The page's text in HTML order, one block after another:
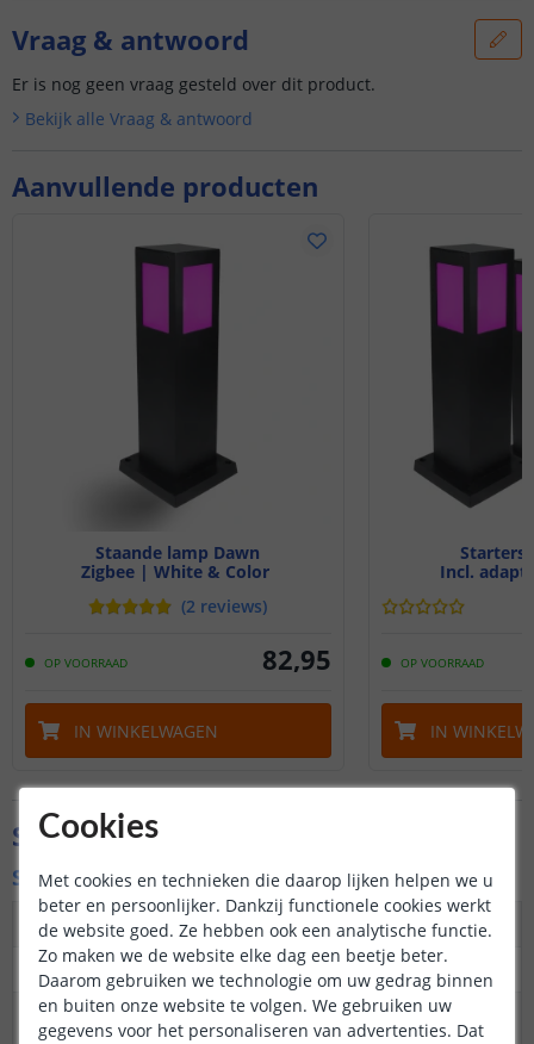
Aanvullende producten
Staande lamp Dawn
Zigbee | White & Color
(2 reviews)
OP VOORRAAD 82,95
IN WINKELWAGEN
Incl.
OP VOORRAAD
IN
Vraag & antwoord
Er is nog geen vraag gesteld over dit product.
Bekijk alle Vraag & antwoord
Specificaties
Specificaties lamp
Maximaal verbruik
9 watt
Kleur
RGB + warm en koud wit
Kleurtemperatuur
2700 - 6500K
Cookies
Met cookies en technieken die daarop lijken helpen we u
beter en persoonlijker. Dankzij functionele cookies werkt
de website goed. Ze hebben ook een analytische functie.
Zo maken we de website elke dag een beetje beter.
Daarom gebruiken we technologie om uw gedrag binnen
en buiten onze website te volgen. We gebruiken uw
gegevens voor het personaliseren van advertenties. Dat